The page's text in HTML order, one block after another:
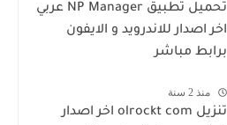
تحميل تطبيق NP Manager عربي
اخر اصدار للاندرويد و الايفون
برابط مباشر
منذ 2 سنة
تنزيل olrockt com اخر اصدار